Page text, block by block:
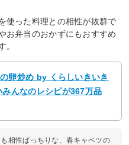
使った料理との相性が抜群で
お弁当のおかずにもおすすめ
。
卵炒め by くらしいきいき
みんなのレシピが367万品
相性ばっちりな、春キャベツの